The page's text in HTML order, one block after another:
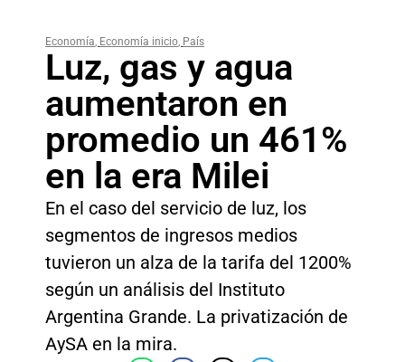
Economía, Economía inicio, País
Luz, gas y agua
aumentaron en
promedio un 461%
en la era Milei
En el caso del servicio de luz, los
segmentos de ingresos medios
tuvieron un alza de la tarifa del 1200%
según un análisis del Instituto
Argentina Grande. La privatización de
AySA en la mira.